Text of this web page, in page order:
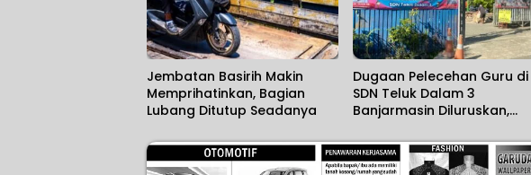
Jembatan Basirih Makin
Memprihatinkan, Bagian
Lubang Ditutup Seadanya
Dugaan Pelecehan Guru di
SDN Teluk Dalam 3
Banjarmasin Diluruskan,